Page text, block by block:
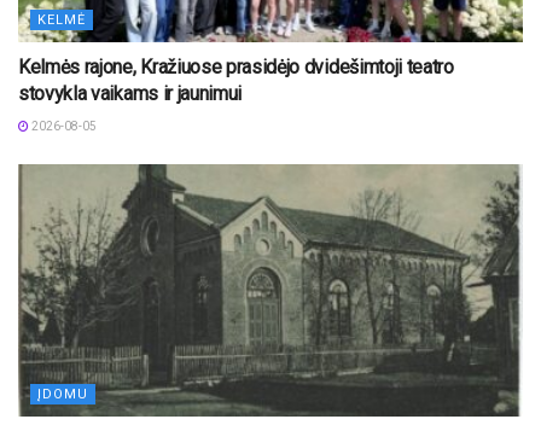
KELMĖ
Kelmės rajone, Kražiuose prasidėjo dvidešimtoji teatro
stovykla vaikams ir jaunimui
2026-08-05
ĮDOMU